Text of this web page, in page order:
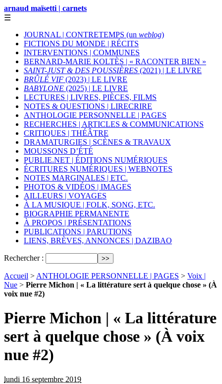
arnaud maïsetti | carnets
☰
JOURNAL | CONTRETEMPS (un weblog)
FICTIONS DU MONDE | RÉCITS
INTERVENTIONS | COMMUNES
BERNARD-MARIE KOLTÈS | « RACONTER BIEN »
SAINT-JUST & DES POUSSIÈRES (2021) | LE LIVRE
BRÛLÉ VIF (2023) | LE LIVRE
BABYLONE (2025) | LE LIVRE
LECTURES | LIVRES, PIÈCES, FILMS
NOTES & QUESTIONS | LIRECRIRE
ANTHOLOGIE PERSONNELLE | PAGES
RECHERCHES | ARTICLES & COMMUNICATIONS
CRITIQUES | THÉÂTRE
DRAMATURGIES | SCÈNES & TRAVAUX
MOUSSONS D’ÉTÉ
PUBLIE.NET | ÉDITIONS NUMÉRIQUES
ÉCRITURES NUMÉRIQUES | WEBNOTES
NOTES MARGINALES | ETC.
PHOTOS & VIDÉOS | IMAGES
AILLEURS | VOYAGES
À LA MUSIQUE | FOLK, SONG, ETC.
BIOGRAPHIE PERMANENTE
À PROPOS | PRÉSENTATIONS
PUBLICATIONS | PARUTIONS
LIENS, BRÈVES, ANNONCES | DAZIBAO
Rechercher :
Accueil > ANTHOLOGIE PERSONNELLE | PAGES > Voix |
Nue > Pierre Michon | « La littérature sert à quelque chose » (À
voix nue #2)
Pierre Michon | « La littérature
sert à quelque chose » (À voix
nue #2)
lundi 16 septembre 2019